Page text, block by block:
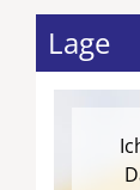
Lage